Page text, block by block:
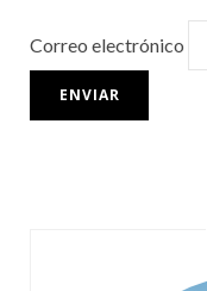
Correo electrónico